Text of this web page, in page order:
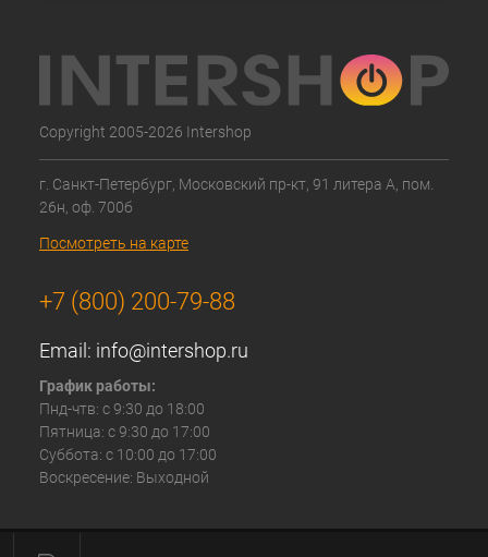
Copyright 2005-2026 Intershop
г. Санкт-Петербург, Московский пр-кт, 91 литера А, пом.
26н, оф. 700б
Посмотреть на карте
+7 (800) 200-79-88
Email: info@intershop.ru
График работы:
Пнд-чтв: с 9:30 до 18:00
Пятница: с 9:30 до 17:00
Суббота: с 10:00 до 17:00
Воскресение: Выходной